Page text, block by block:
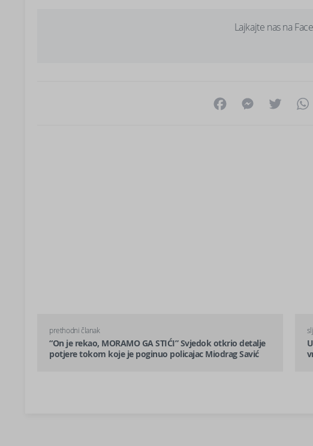
Lajkajte nas na
FacebookMessenger
Twitter
prethodni članak
“On je rekao, MORAMO GA STIĆI” Svjedok otkrio detalje
potjere tokom koje je poginuo policajac Miodrag Savić